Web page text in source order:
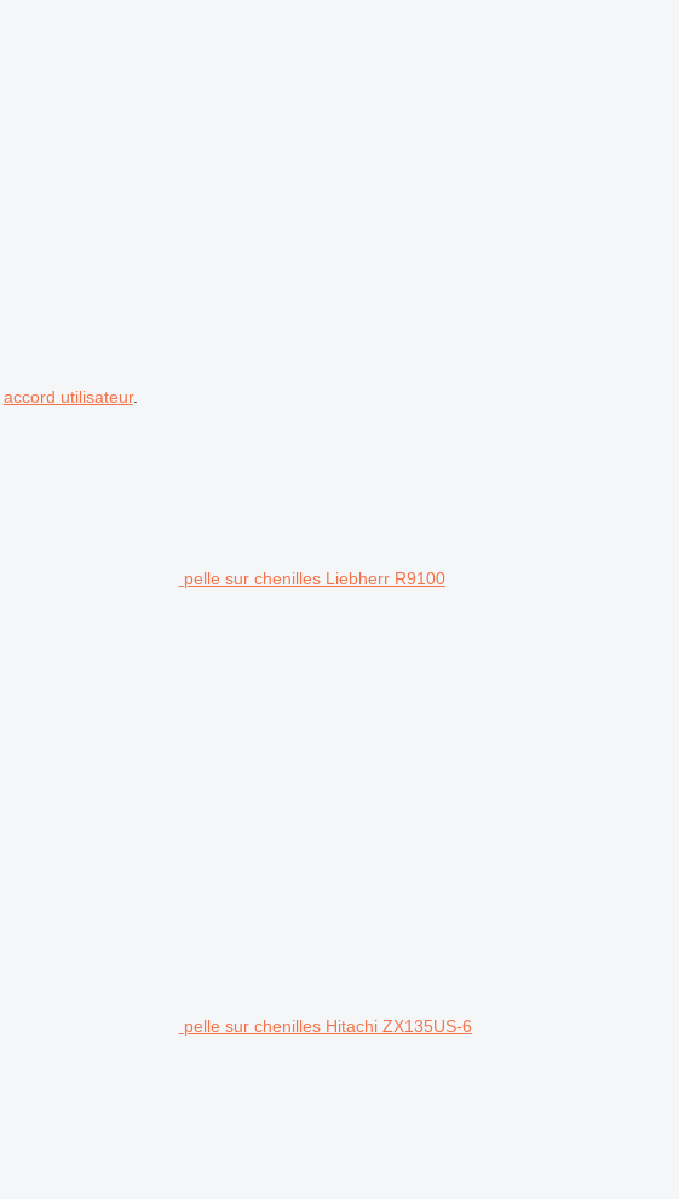
accord utilisateur.
pelle sur chenilles Liebherr R9100
pelle sur chenilles Hitachi ZX135US-6